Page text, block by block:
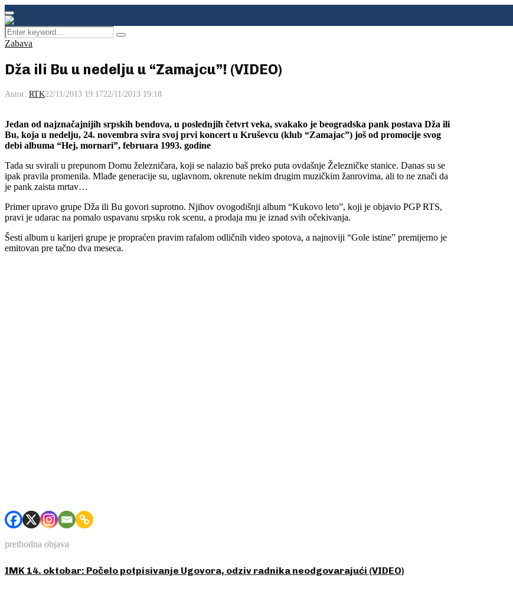
Facebook
Instagram
Youtube
Primary
Menu
Search
for:
Pretraga
Zabava
Dža ili Bu u nedelju u “Zamajcu”! (VIDEO)
Autor: RTK22/11/2013 19:1722/11/2013 19:18
Jedan od najznačajnijih srpskih bendova, u poslednjih četvrt veka, svakako je beogradska pank postava Dža ili
Bu, koja u nedelju, 24. novembra svira svoj prvi koncert u Kruševcu (klub “Zamajac”) još od promocije svog
debi albuma “Hej, mornari”, februara 1993. godine
Tada su svirali u prepunom Domu železničara, koji se nalazio baš preko puta ovdašnje Železničke stanice. Danas su se
ipak pravila promenila. Mlađe generacije su, uglavnom, okrenute nekim drugim muzičkim žanrovima, ali to ne znači da
je pank zaista mrtav…
Primer upravo grupe Dža ili Bu govori suprotno. Njihov ovogodišnji album “Kukovo leto”, koji je objavio PGP RTS,
pravi je udarac na pomalo uspavanu srpsku rok scenu, a prodaja mu je iznad svih očekivanja.
Šesti album u karijeri grupe je propraćen pravim rafalom odličnih video spotova, a najnoviji “Gole istine” premijerno je
emitovan pre tačno dva meseca.
prethodna objava
IMK 14. oktobar: Počelo potpisivanje Ugovora, odziv radnika neodgovarajući (VIDEO)